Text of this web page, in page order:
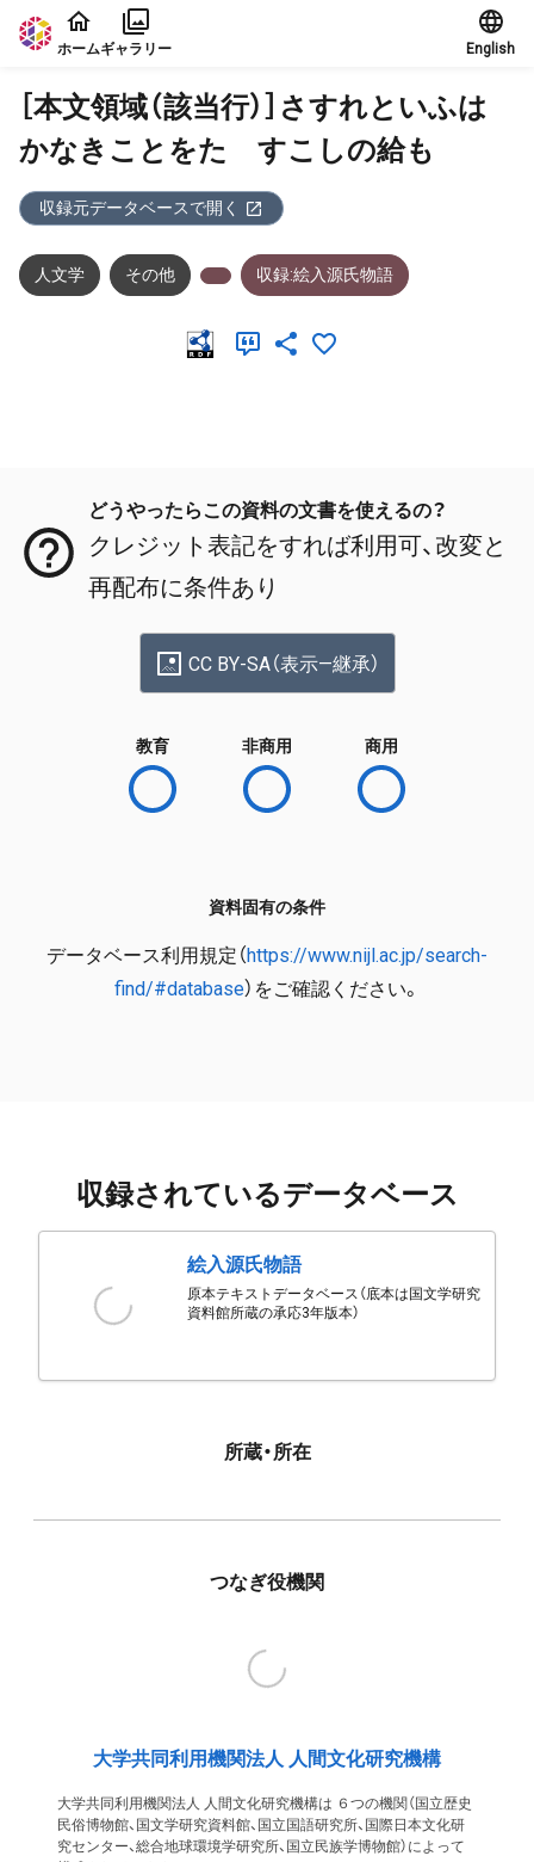
本文に飛ぶ
ホームギャラリー English
［本文領域（該当行）］さすれといふは
かなきことをたゞすこしの給も
収録元データベースで開く
人文学 その他 収録:絵入源氏物語
どうやったらこの資料の文書を使えるの？
クレジット表記をすれば利用可、改変と
再配布に条件あり
CC BY-SA（表示—継承）
教育 非商用 商用
資料固有の条件
データベース利用規定（https://www.nijl.ac.jp/search-
find/#database）をご確認ください。
収録されているデータベース
絵入源氏物語
原本テキストデータベース（底本は国文学研究
資料館所蔵の承応3年版本）
所蔵・所在
つなぎ役機関
大学共同利用機関法人 人間文化研究機構
大学共同利用機関法人 人間文化研究機構は ６つの機関（国立歴史
民俗博物館、国文学研究資料館、国立国語研究所、国際日本文化研
究センター、総合地球環境学研究所、国立民族学博物館）によって